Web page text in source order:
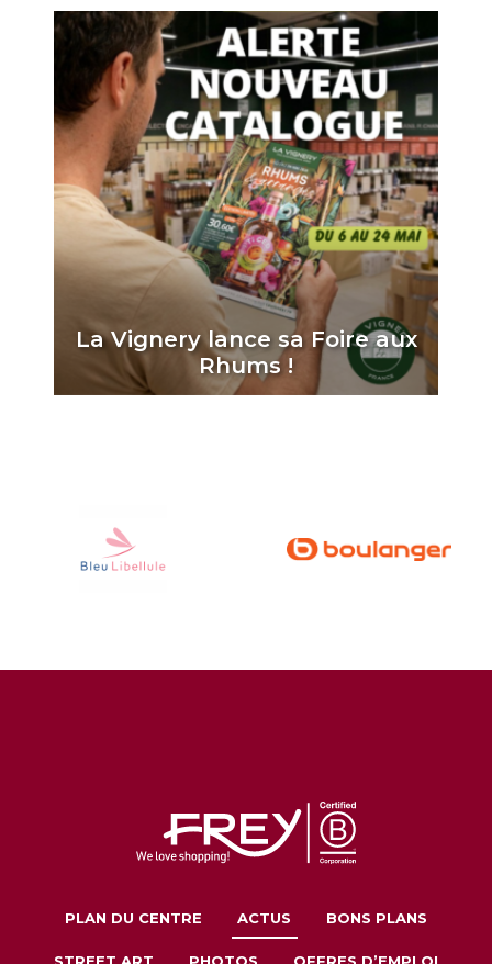
La Vignery lance sa Foire aux
Rhums !
PLAN DU CENTRE ACTUS BONS PLANS
STREET ART PHOTOS OFFRES D’EMPLOI